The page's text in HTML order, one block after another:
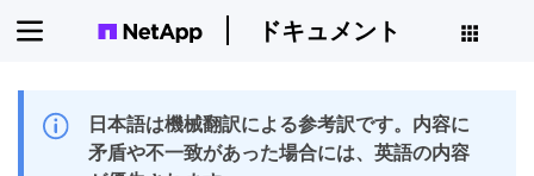
ドキュメント
日本語は機械翻訳による参考訳です。内容に
矛盾や不一致があった場合には、英語の内容